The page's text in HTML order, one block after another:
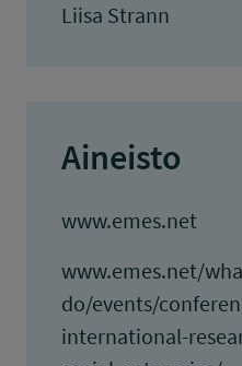
Liisa Strann
Aineisto
www.emes.net
www.emes.net/
do/events/
international-